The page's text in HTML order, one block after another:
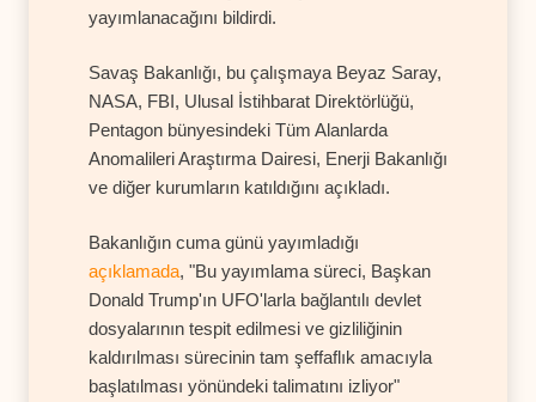
yayımlanacağını bildirdi.
Savaş Bakanlığı, bu çalışmaya Beyaz Saray,
NASA, FBI, Ulusal İstihbarat Direktörlüğü,
Pentagon bünyesindeki Tüm Alanlarda
Anomalileri Araştırma Dairesi, Enerji Bakanlığı
ve diğer kurumların katıldığını açıkladı.
Bakanlığın cuma günü yayımladığı
açıklamada, "Bu yayımlama süreci, Başkan
Donald Trump'ın UFO'larla bağlantılı devlet
dosyalarının tespit edilmesi ve gizliliğinin
kaldırılması sürecinin tam şeffaflık amacıyla
başlatılması yönündeki talimatını izliyor"